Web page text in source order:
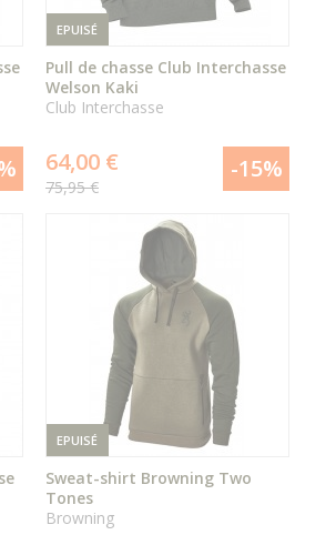
EPUISÉ
ÉPUISÉ
DU PRODUIT
Pull de chasse Club Interchasse
Welson Kaki
Club Interchasse
64,00 €
75,95 €
-15%
EPUISÉ
Sweat-shirt Browning Two
Tones
Browning